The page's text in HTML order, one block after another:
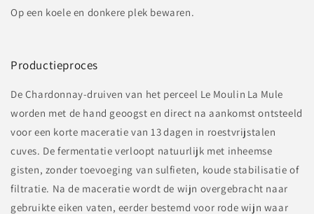
Op een koele en donkere plek bewaren.
Productieproces
De Chardonnay‑druiven van het perceel Le Moulin La Mule
worden met de hand geoogst en direct na aankomst ontsteeld
voor een korte maceratie van 13 dagen in roestvrijstalen
cuves. De fermentatie verloopt natuurlijk met inheemse
gisten, zonder toevoeging van sulfieten, koude stabilisatie of
filtratie. Na de maceratie wordt de wijn overgebracht naar
gebruikte eiken vaten, eerder bestemd voor rode wijn waar